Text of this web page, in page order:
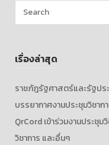
เรื่องล่าสุด
ราชภัฎรัฐศาสตร์และรัฐป
บรรยากาศงานประชุมวิชา
QrCord เข้าร่วมงานประชุ
วิชาการ และอื่นๆ